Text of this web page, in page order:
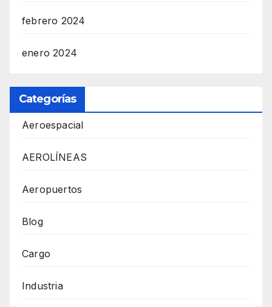
febrero 2024
enero 2024
Categorías
Aeroespacial
AEROLÍNEAS
Aeropuertos
Blog
Cargo
Industria